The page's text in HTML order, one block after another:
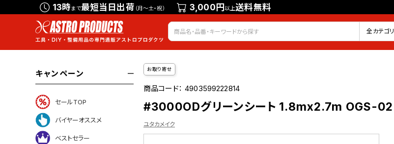
13時まで最短当日出荷 （月～土・祝） 3,000円以上送料無料
会員登録 ログイン お気に入り
全カテゴリ
キャンペーン
セールTOP
バイヤーオススメ
ベストセラー
お取り寄せ
商品コード：4903599222814
#3000ODグリーンシート 1.8mx2.7m OGS-02
ユタカメイク